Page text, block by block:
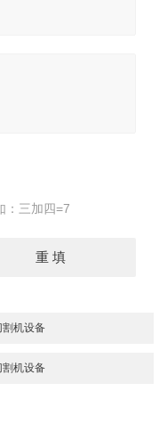
：三加四=7
割机设备
割机设备